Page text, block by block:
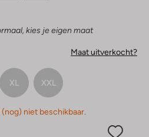
kies je eigen maat
Maat uitverkocht?
XL XXL
niet beschikbaar.